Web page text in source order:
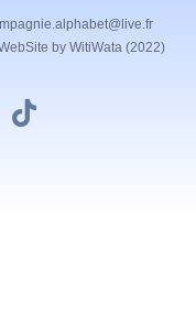
by WitiWata (2022)